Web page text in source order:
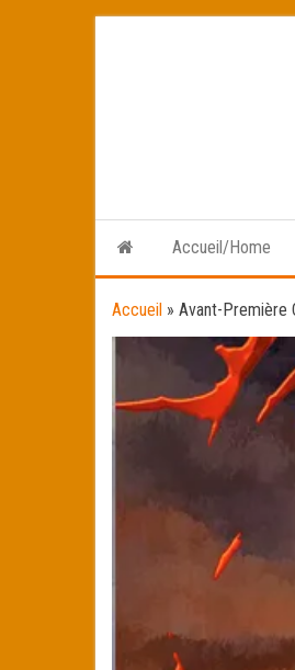
Accueil/Home
Accueil » Avant-Première